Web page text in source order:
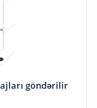
göndərilir